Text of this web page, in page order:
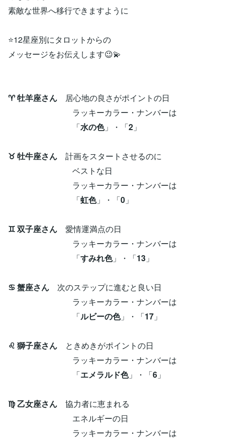
素敵な世界へ移行できますように
⭐12星座別にタロットからの
メッセージをお伝えします😉💫
♈ 牡羊座さん 居心地の良さがポイントの日
ラッキーカラー・ナンバーは
「水の色」・「2 」
♉ 牡牛座さん 計画をスタートさせるのに
ベストな日
ラッキーカラー・ナンバーは
「虹色」・「0 」
♊ 双子座さん 愛情運満点の日
ラッキーカラー・ナンバーは
「すみれ色」・「13 」
♋ 蟹座さん 次のステップに進むと良い日
ラッキーカラー・ナンバーは
「ルビーの色」・「17 」
♌ 獅子座さん ときめきがポイントの日
ラッキーカラー・ナンバーは
「エメラルド色」・「6 」
♍ 乙女座さん 協力者に恵まれる
エネルギーの日
ラッキーカラー・ナンバーは